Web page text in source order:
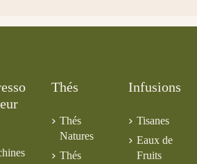
Thés
Thés
Natures
Thés
Infusions
Tisanes
Eaux de
Fruits